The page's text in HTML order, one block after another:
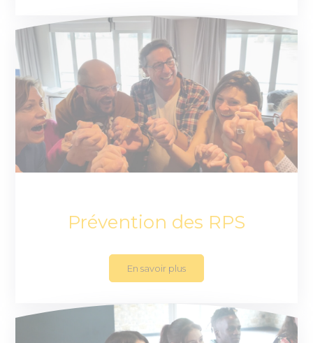
Prévention des RPS
En savoir plus